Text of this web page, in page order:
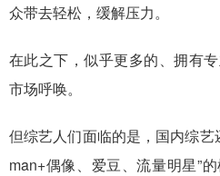
众带去轻松，缓解压力。
在此之下，似乎更多的、拥有
市场呼唤。
但综艺人们面临的是，国内综艺
man+偶像、爱豆、流量明星”